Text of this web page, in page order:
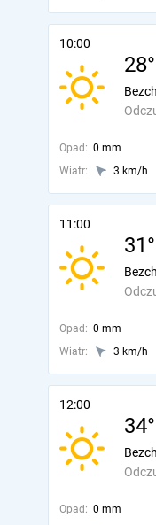
10:00
Opad: 0 mm
Wiatr:
3 km/h
11:00
Opad: 0 mm
Wiatr:
3 km/h
12:00
Opad: 0 mm